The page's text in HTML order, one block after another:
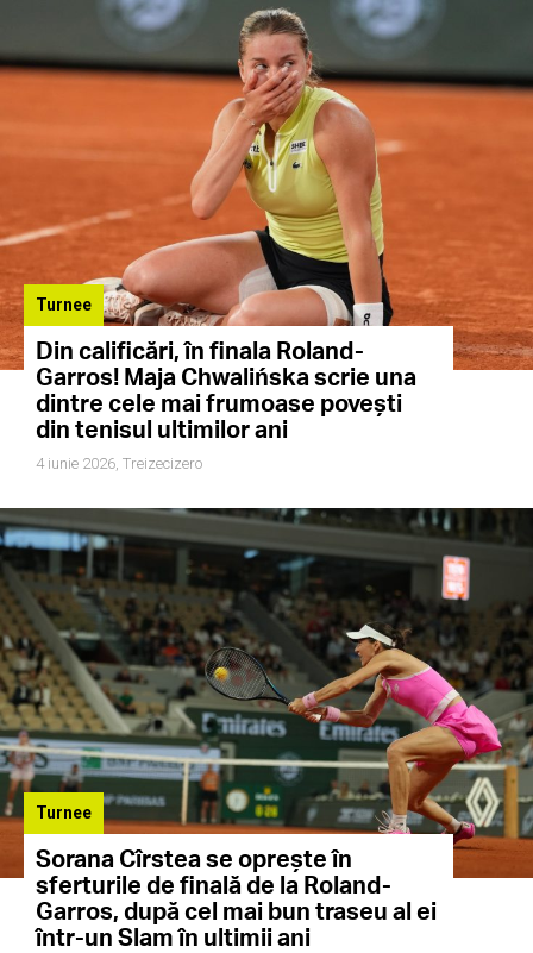
Turnee
Din calificări, în finala Roland-
Garros! Maja Chwalińska scrie una
dintre cele mai frumoase povești
din tenisul ultimilor ani
4 iunie 2026, Treizecizero
Turnee
Sorana Cîrstea se oprește în
sferturile de finală de la Roland-
Garros, după cel mai bun traseu al ei
într-un Slam în ultimii ani